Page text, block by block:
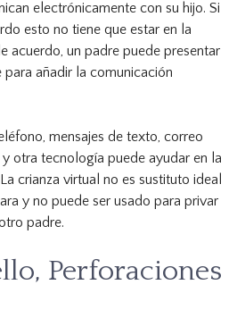
electrónicamente con su hijo. Si
esto no tiene que estar en la
acuerdo, un padre puede presentar
añadir la comunicación
mensajes de texto, correo
otra tecnología puede ayudar en la
crianza virtual no es sustituto ideal
y no puede ser usado para privar
padre.
Perforaciones